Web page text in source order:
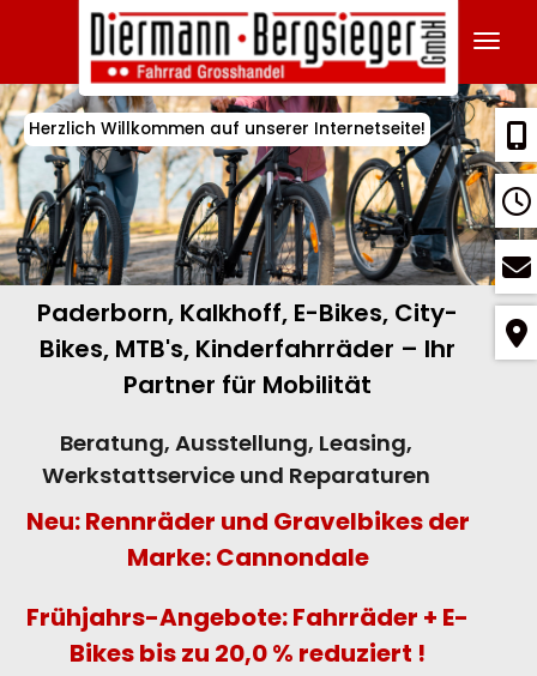
Herzlich Willkommen auf unserer Internetseite!
Paderborn, Kalkhoff, E-Bikes, City-
Bikes, MTB's, Kinderfahrräder – Ihr
Partner für Mobilität
Beratung, Ausstellung, Leasing,
Werkstattservice und Reparaturen
Neu: Rennräder und Gravelbikes der
Marke: Cannondale
Frühjahrs-Angebote: Fahrräder + E-
Bikes bis zu 20,0 % reduziert !